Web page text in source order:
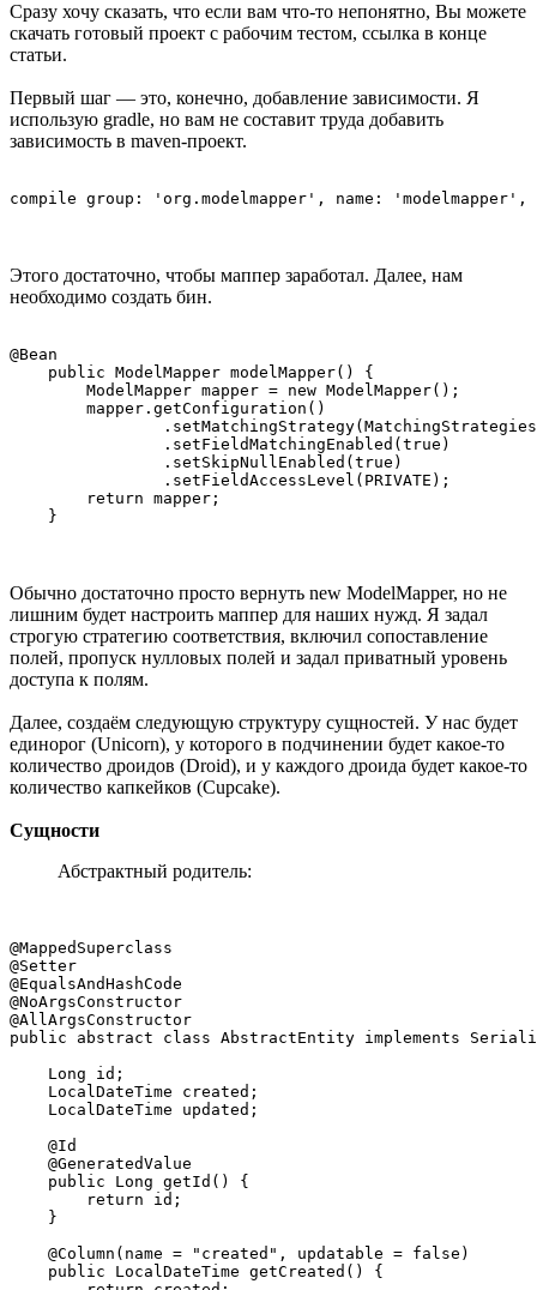
Сразу хочу сказать, что если вам что-то непонятно, Вы можете
скачать готовый проект с рабочим тестом, ссылка в конце
статьи.
Первый шаг — это, конечно, добавление зависимости. Я
использую gradle, но вам не составит труда добавить
зависимость в maven-проект.
compile group: 'org.modelmapper', name:
Этого достаточно, чтобы маппер заработал. Далее, нам
необходимо создать бин.
@Bean
    public ModelMapper modelMapper() {
        ModelMapper mapper = new ModelMapper();
        mapper.getConfiguration()
                .setFieldMatchingEnabled(true)
                .setSkipNullEnabled(true)
                .setFieldAccessLevel(PRIVATE);
        return mapper;
    }
Обычно достаточно просто вернуть new ModelMapper, но не
лишним будет настроить маппер для наших нужд. Я задал
строгую стратегию соответствия, включил сопоставление
полей, пропуск нулловых полей и задал приватный уровень
доступа к полям.
Далее, создаём следующую структуру сущностей. У нас будет
единорог (Unicorn), у которого в подчинении будет какое-то
количество дроидов (Droid), и у каждого дроида будет какое-то
количество капкейков (Cupcake).
Сущности
Абстрактный родитель:
@MappedSuperclass
@Setter
@EqualsAndHashCode
@NoArgsConstructor
@AllArgsConstructor
public abstract class AbstractEntity implements
    Long id;
    LocalDateTime created;
    LocalDateTime updated;
    @Id
    @GeneratedValue
    public Long getId() {
        return id;
    }
    @Column(name = "created", updatable = false)
    public LocalDateTime getCreated() {